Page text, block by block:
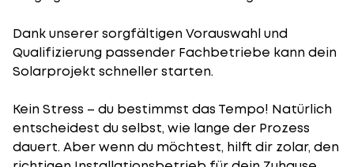
Dank unserer sorgfältigen Vorauswahl und
Qualifizierung passender Fachbetriebe kann dein
Solarprojekt schneller starten.
Kein Stress – du bestimmst das Tempo! Natürlich
entscheidest du selbst, wie lange der Prozess
dauert. Aber wenn du möchtest, hilft dir zolar, den